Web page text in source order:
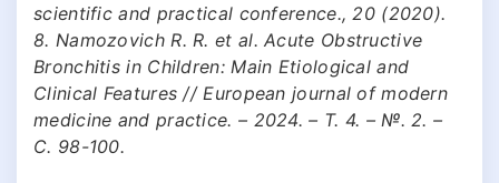
scientific and practical conference., 20 (2020).
8. Namozovich R. R. et al. Acute Obstructive
Bronchitis in Children: Main Etiological and
Clinical Features // European journal of modern
medicine and practice. – 2024. – Т. 4. – №. 2. –
С. 98-100.